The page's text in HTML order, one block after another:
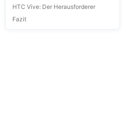
HTC Vive: Der Herausforderer
Fazit